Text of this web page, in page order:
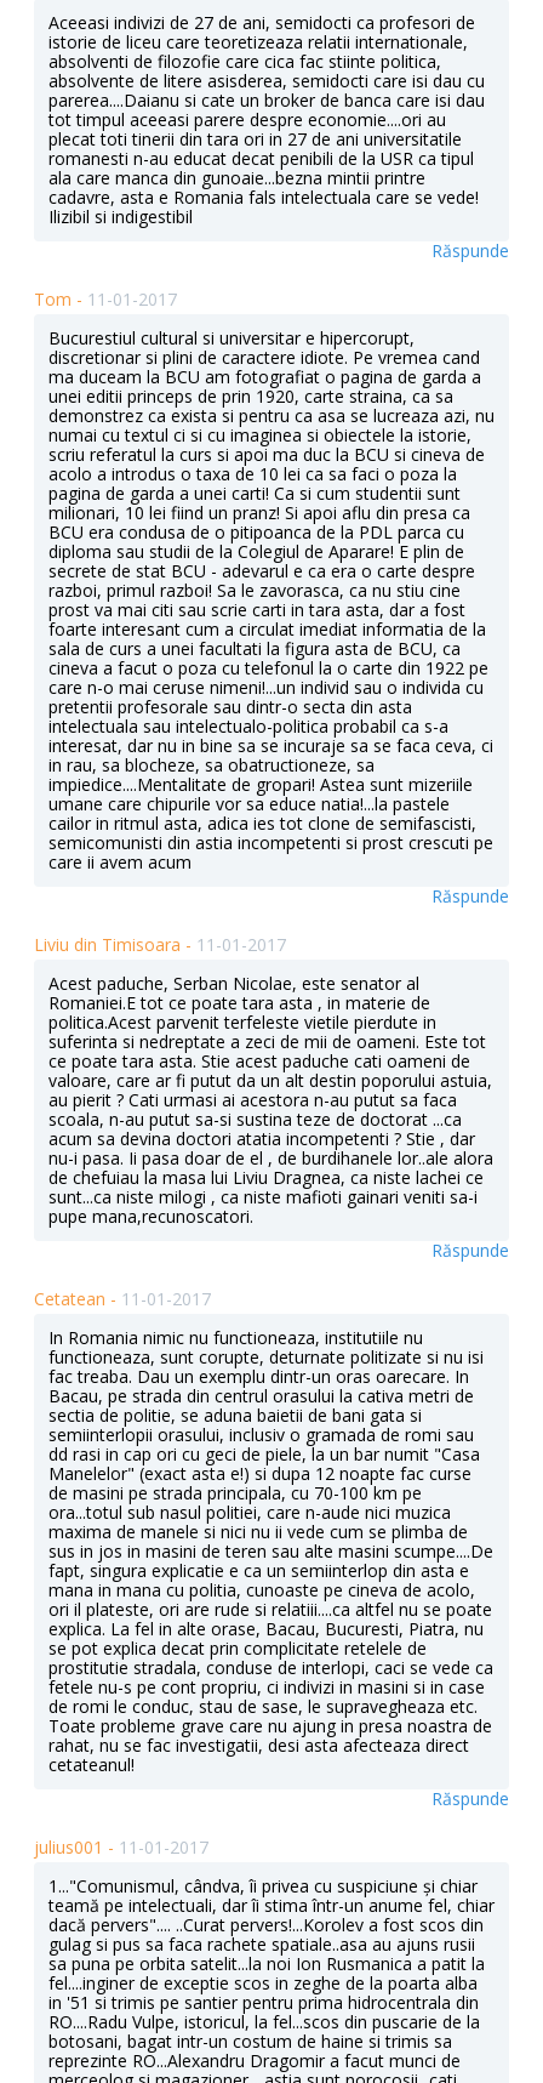
Aceeasi indivizi de 27 de ani, semidocti ca profesori de
istorie de liceu care teoretizeaza relatii internationale,
absolventi de filozofie care cica fac stiinte politica,
absolvente de litere asisderea, semidocti care isi dau cu
parerea....Daianu si cate un broker de banca care isi dau
tot timpul aceeasi parere despre economie....ori au
plecat toti tinerii din tara ori in 27 de ani universitatile
romanesti n-au educat decat penibili de la USR ca tipul
ala care manca din gunoaie...bezna mintii printre
cadavre, asta e Romania fals intelectuala care se vede!
Ilizibil si indigestibil
Răspunde
Tom - 11-01-2017
Bucurestiul cultural si universitar e hipercorupt,
discretionar si plini de caractere idiote. Pe vremea cand
ma duceam la BCU am fotografiat o pagina de garda a
unei editii princeps de prin 1920, carte straina, ca sa
demonstrez ca exista si pentru ca asa se lucreaza azi, nu
numai cu textul ci si cu imaginea si obiectele la istorie,
scriu referatul la curs si apoi ma duc la BCU si cineva de
acolo a introdus o taxa de 10 lei ca sa faci o poza la
pagina de garda a unei carti! Ca si cum studentii sunt
milionari, 10 lei fiind un pranz! Si apoi aflu din presa ca
BCU era condusa de o pitipoanca de la PDL parca cu
diploma sau studii de la Colegiul de Aparare! E plin de
secrete de stat BCU - adevarul e ca era o carte despre
razboi, primul razboi! Sa le zavorasca, ca nu stiu cine
prost va mai citi sau scrie carti in tara asta, dar a fost
foarte interesant cum a circulat imediat informatia de la
sala de curs a unei facultati la figura asta de BCU, ca
cineva a facut o poza cu telefonul la o carte din 1922 pe
care n-o mai ceruse nimeni!...un individ sau o individa cu
pretentii profesorale sau dintr-o secta din asta
intelectuala sau intelectualo-politica probabil ca s-a
interesat, dar nu in bine sa se incuraje sa se faca ceva, ci
in rau, sa blocheze, sa obatructioneze, sa
impiedice....Mentalitate de gropari! Astea sunt mizeriile
umane care chipurile vor sa educe natia!...la pastele
cailor in ritmul asta, adica ies tot clone de semifascisti,
semicomunisti din astia incompetenti si prost crescuti pe
care ii avem acum
Răspunde
Liviu din Timisoara - 11-01-2017
Acest paduche, Serban Nicolae, este senator al
Romaniei.E tot ce poate tara asta , in materie de
politica.Acest parvenit terfeleste vietile pierdute in
suferinta si nedreptate a zeci de mii de oameni. Este tot
ce poate tara asta. Stie acest paduche cati oameni de
valoare, care ar fi putut da un alt destin poporului astuia,
au pierit ? Cati urmasi ai acestora n-au putut sa faca
scoala, n-au putut sa-si sustina teze de doctorat ...ca
acum sa devina doctori atatia incompetenti ? Stie , dar
nu-i pasa. Ii pasa doar de el , de burdihanele lor..ale alora
de chefuiau la masa lui Liviu Dragnea, ca niste lachei ce
sunt...ca niste milogi , ca niste mafioti gainari veniti sa-i
pupe mana,recunoscatori.
Răspunde
Cetatean - 11-01-2017
In Romania nimic nu functioneaza, institutiile nu
functioneaza, sunt corupte, deturnate politizate si nu isi
fac treaba. Dau un exemplu dintr-un oras oarecare. In
Bacau, pe strada din centrul orasului la cativa metri de
sectia de politie, se aduna baietii de bani gata si
semiinterlopii orasului, inclusiv o gramada de romi sau
dd rasi in cap ori cu geci de piele, la un bar numit "Casa
Manelelor" (exact asta e!) si dupa 12 noapte fac curse
de masini pe strada principala, cu 70-100 km pe
ora...totul sub nasul politiei, care n-aude nici muzica
maxima de manele si nici nu ii vede cum se plimba de
sus in jos in masini de teren sau alte masini scumpe....De
fapt, singura explicatie e ca un semiinterlop din asta e
mana in mana cu politia, cunoaste pe cineva de acolo,
ori il plateste, ori are rude si relatiii....ca altfel nu se poate
explica. La fel in alte orase, Bacau, Bucuresti, Piatra, nu
se pot explica decat prin complicitate retelele de
prostitutie stradala, conduse de interlopi, caci se vede ca
fetele nu-s pe cont propriu, ci indivizi in masini si in case
de romi le conduc, stau de sase, le supravegheaza etc.
Toate probleme grave care nu ajung in presa noastra de
rahat, nu se fac investigatii, desi asta afecteaza direct
cetateanul!
Răspunde
julius001 - 11-01-2017
1..."Comunismul, cândva, îi privea cu suspiciune și chiar
teamă pe intelectuali, dar îi stima într-un anume fel, chiar
dacă pervers".... ..Curat pervers!...Korolev a fost scos din
gulag si pus sa faca rachete spatiale..asa au ajuns rusii
sa puna pe orbita satelit...la noi Ion Rusmanica a patit la
fel....inginer de exceptie scos in zeghe de la poarta alba
in '51 si trimis pe santier pentru prima hidrocentrala din
RO....Radu Vulpe, istoricul, la fel...scos din puscarie de la
botosani, bagat intr-un costum de haine si trimis sa
reprezinte RO...Alexandru Dragomir a facut munci de